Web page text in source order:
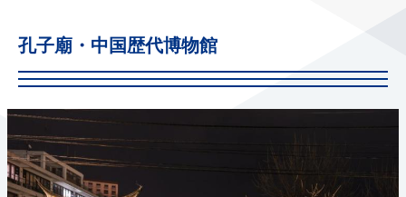
孔子廟・中国歴代博物館